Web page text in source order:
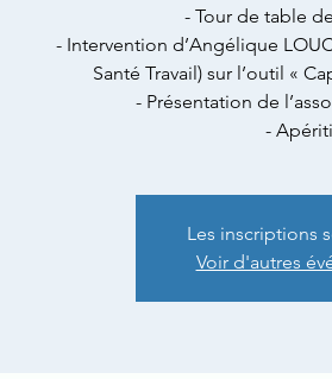
- Tour de table
- Intervention d’Angélique
Santé Travail) sur l’outil «
- Présentation de
-
Les inscriptions
Voir d'autres